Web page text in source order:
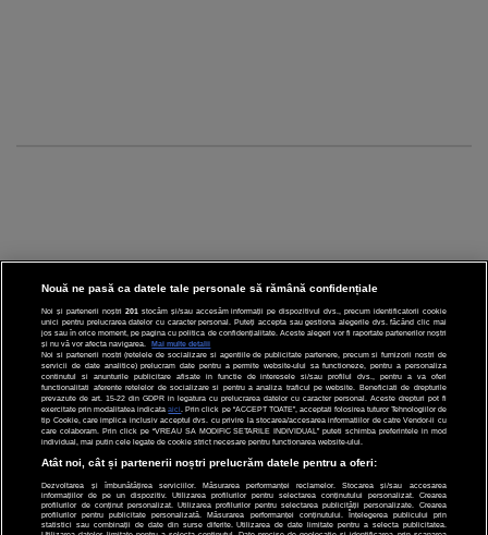
CINEMA
DIVERTISMENT
STIRI
TEHNOLOGIE
SPORT
JOBURI PRO
Nouă ne pasă ca datele tale personale să rămână confidențiale
Noi și partenerii noștri 201 stocăm și/sau accesăm informații pe dispozitivul dvs., precum identificatorii cookie
unici pentru prelucrarea datelor cu caracter personal. Puteți accepta sau gestiona alegerile dvs. făcând clic mai
jos sau în orice moment, pe pagina cu politica de confidențialitate. Aceste alegeri vor fi raportate partenerilor noștri
și nu vă vor afecta navigarea.
Mai multe detalii
Noi si partenerii nostri (retelele de socializare si agentiile de publicitate partenere, precum si furnizorii nostri de
servicii de date analitice) prelucram date pentru a permite website-ului sa functioneze, pentru a personaliza
continutul si anunturile publicitare afisate in functie de interesele si/sau profilul dvs., pentru a va oferi
functionalitati aferente retelelor de socializare si pentru a analiza traficul pe website. Beneficiati de drepturile
prevazute de art. 15-22 din GDPR in legatura cu prelucrarea datelor cu caracter personal. Aceste drepturi pot fi
exercitate prin modalitatea indicataaici . Prin click pe “ACCEPT TOATE”, acceptati folosirea tuturor Tehnologiilor de
tip Cookie, care implica inclusiv acceptul dvs. cu privire la stocarea/accesarea informatiilor de catre Vendor-ii cu
care colaboram. Prin click pe “VREAU SA MODIFIC SETARILE INDIVIDUAL” puteti schimba preferintele in mod
individual, mai putin cele legate de cookie strict necesare pentru functionarea website-ului.
Atât noi, cât și partenerii noștri prelucrăm datele pentru a oferi:
Dezvoltarea și îmbunătățirea serviciilor. Măsurarea performanței reclamelor. Stocarea și/sau accesarea
informațiilor de pe un dispozitiv. Utilizarea profilurilor pentru selectarea conținutului personalizat. Crearea
profilurilor de conținut personalizat. Utilizarea profilurilor pentru selectarea publicității personalizate. Crearea
profilurilor pentru publicitate personalizată. Măsurarea performanței conținutului. Înțelegerea publicului prin
statistici sau combinații de date din surse diferite. Utilizarea de date limitate pentru a selecta publicitatea.